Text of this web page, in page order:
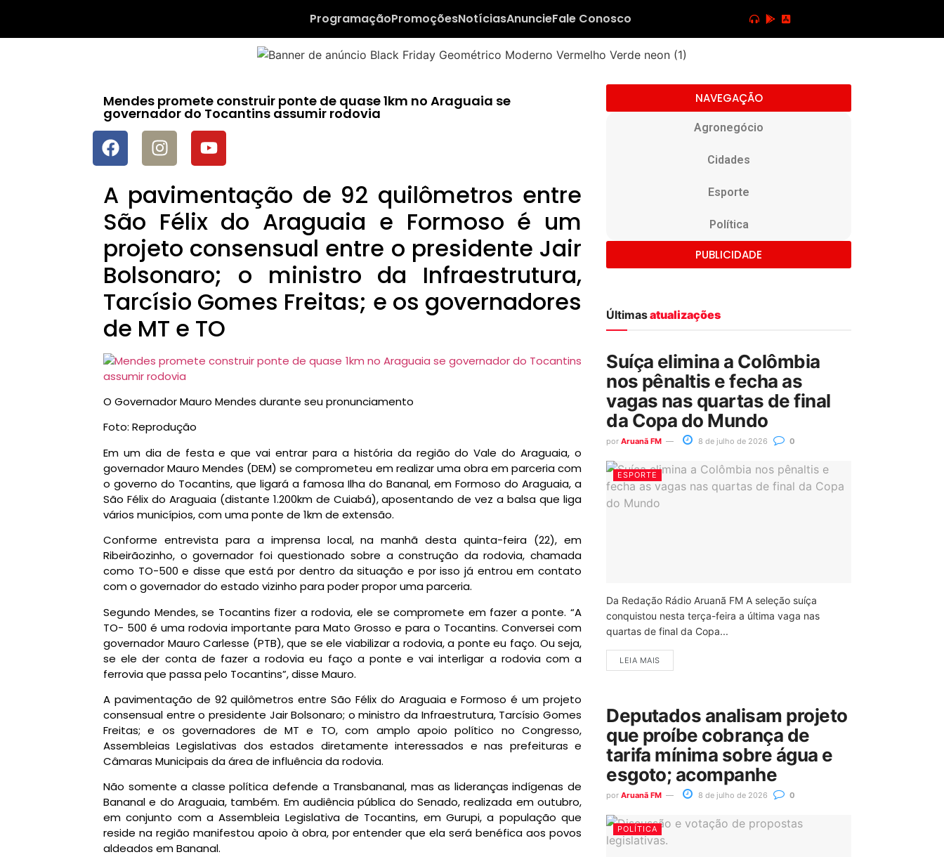
ProgramaçãoPromoçõesNotíciasAnuncieFale Conosco
Mendes promete construir ponte de quase 1km no Araguaia se
governador do Tocantins assumir rodovia
A pavimentação de 92 quilômetros entre
São Félix do Araguaia e Formoso é um
projeto consensual entre o presidente Jair
Bolsonaro; o ministro da Infraestrutura,
Tarcísio Gomes Freitas; e os governadores
de MT e TO
O Governador Mauro Mendes durante seu pronunciamento
Foto: Reprodução
Em um dia de festa e que vai entrar para a história da região do Vale do Araguaia, o
governador Mauro Mendes (DEM) se comprometeu em realizar uma obra em parceria com
o governo do Tocantins, que ligará a famosa Ilha do Bananal, em Formoso do Araguaia, a
São Félix do Araguaia (distante 1.200km de Cuiabá), aposentando de vez a balsa que liga
vários municípios, com uma ponte de 1km de extensão.
Conforme entrevista para a imprensa local, na manhã desta quinta-feira (22), em
Ribeirãozinho, o governador foi questionado sobre a construção da rodovia, chamada
como TO-500 e disse que está por dentro da situação e por isso já entrou em contato
com o governador do estado vizinho para poder propor uma parceria.
Segundo Mendes, se Tocantins fizer a rodovia, ele se compromete em fazer a ponte. “A
TO- 500 é uma rodovia importante para Mato Grosso e para o Tocantins. Conversei com
governador Mauro Carlesse (PTB), que se ele viabilizar a rodovia, a ponte eu faço. Ou seja,
se ele der conta de fazer a rodovia eu faço a ponte e vai interligar a rodovia com a
ferrovia que passa pelo Tocantins”, disse Mauro.
A pavimentação de 92 quilômetros entre São Félix do Araguaia e Formoso é um projeto
consensual entre o presidente Jair Bolsonaro; o ministro da Infraestrutura, Tarcísio Gomes
Freitas; e os governadores de MT e TO, com amplo apoio político no Congresso,
Assembleias Legislativas dos estados diretamente interessados e nas prefeituras e
Câmaras Municipais da área de influência da rodovia.
Não somente a classe política defende a Transbananal, mas as lideranças indígenas de
Bananal e do Araguaia, também. Em audiência pública do Senado, realizada em outubro,
em conjunto com a Assembleia Legislativa de Tocantins, em Gurupi, a população que
reside na região manifestou apoio à obra, por entender que ela será benéfica aos povos
aldeados em Bananal.
NAVEGAÇÃO
Agronegócio
Cidades
Esporte
Política
PUBLICIDADE
Últimasatualizações
Suíça elimina a Colômbia
nos pênaltis e fecha as
vagas nas quartas de final
da Copa do Mundo
por Aruanã FM 8 de julho de 2026 0
ESPORTE
Da Redação Rádio Aruanã FM A seleção suíça
conquistou nesta terça-feira a última vaga nas
quartas de final da Copa...
LEIA MAIS
Deputados analisam projeto
que proíbe cobrança de
tarifa mínima sobre água e
esgoto; acompanhe
por Aruanã FM 8 de julho de 2026 0
POLÍTICA